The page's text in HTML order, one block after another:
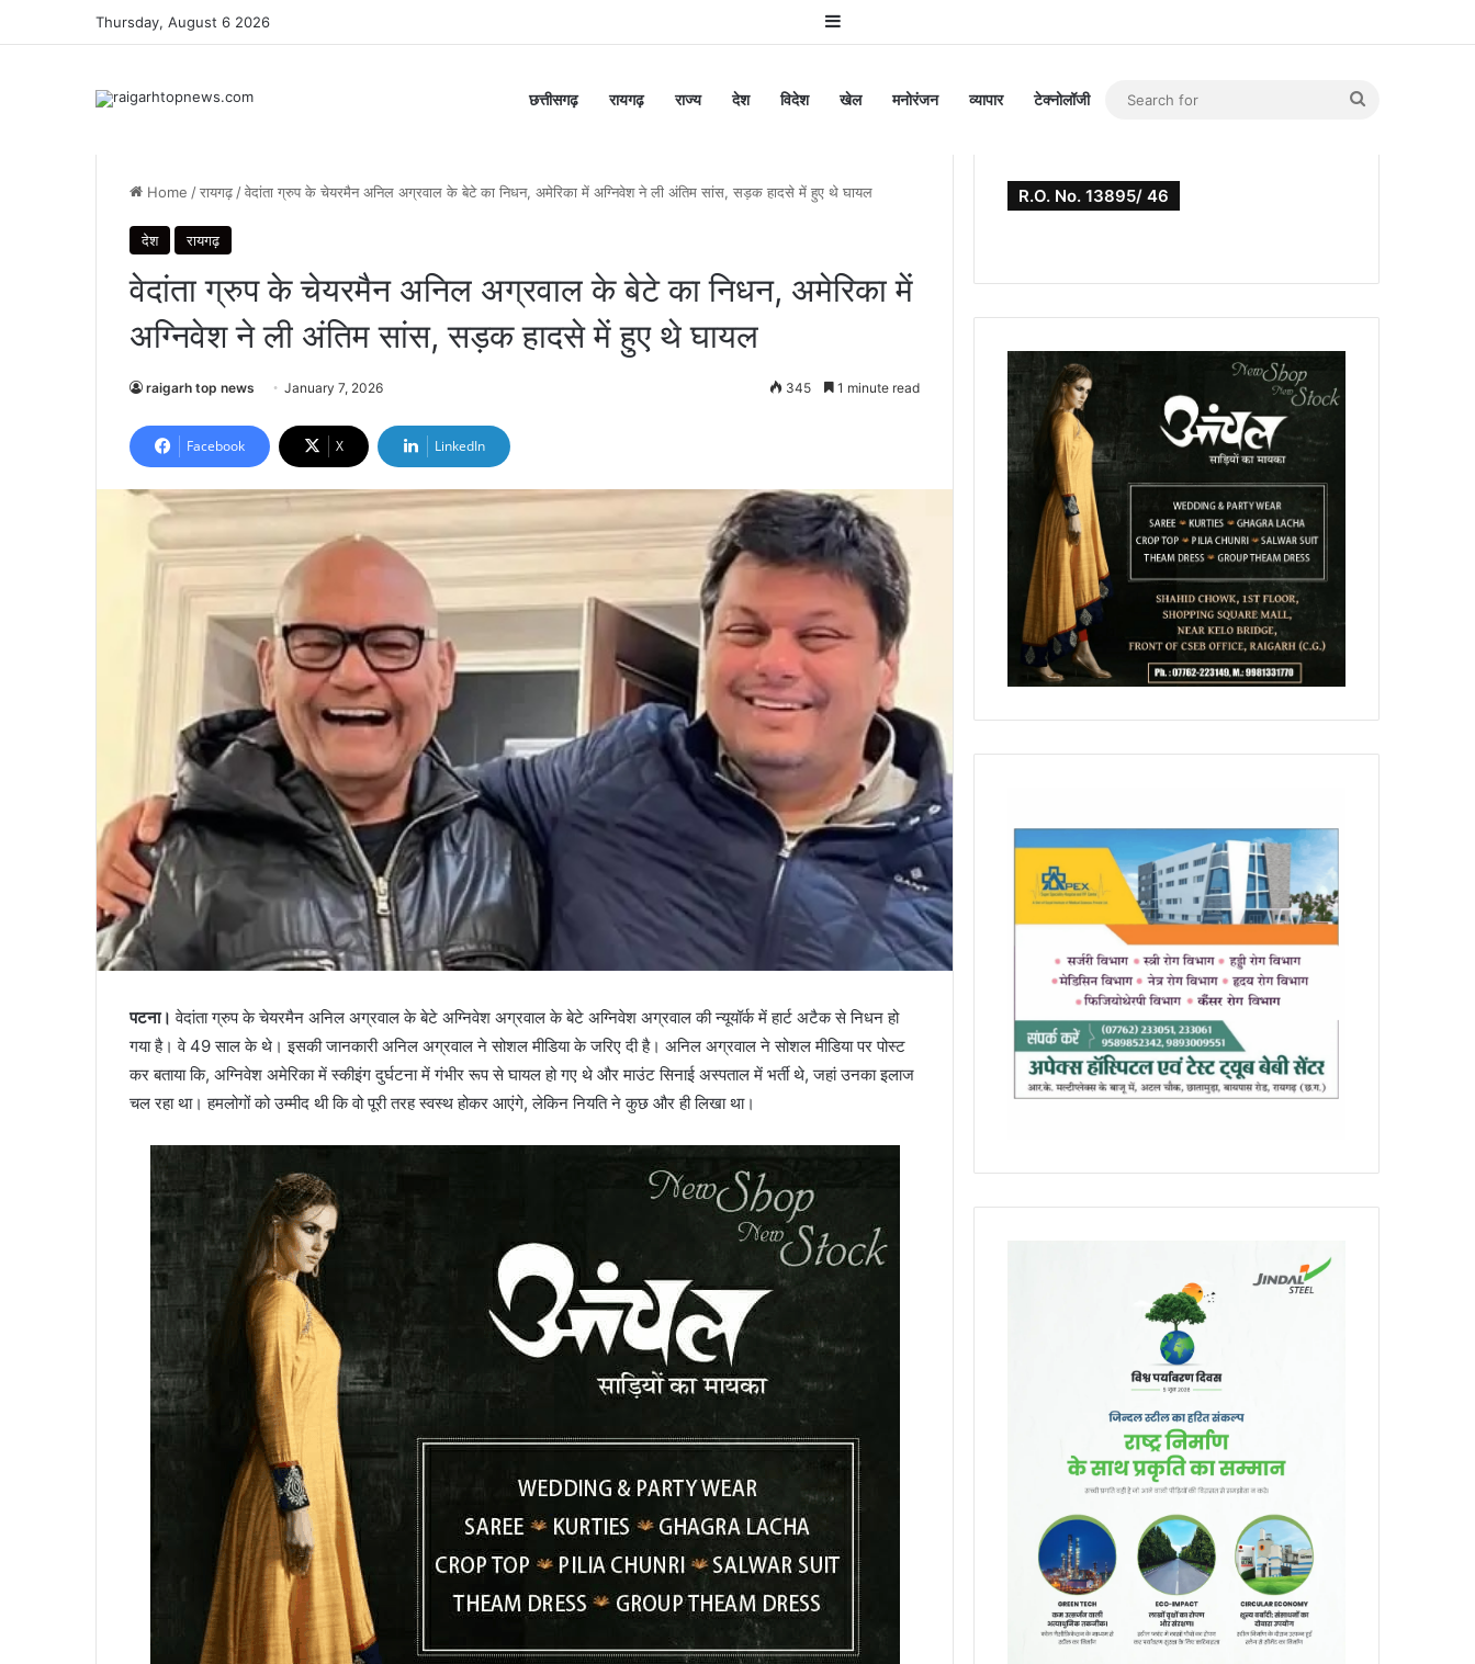
Thursday, August 6 2026 Sidebar
छत्तीसगढ़ रायगढ़ राज्य देश विदेश खेल मनोरंजन व्यापार टेक्नोलॉजी
Home /रायगढ़ /वेदांता ग्रुप के चेयरमैन अनिल अग्रवाल के बेटे का निधन, अमेरिका में अग्निवेश ने ली अंतिम सांस, सड़क हादसे में हुए थे घायल
देश रायगढ़
वेदांता ग्रुप के चेयरमैन अनिल अग्रवाल के बेटे का निधन, अमेरिका में
अग्निवेश ने ली अंतिम सांस, सड़क हादसे में हुए थे घायल
raigarh top news January 7, 2026 345 1 minute read
Facebook X LinkedIn
पटना। वेदांता ग्रुप के चेयरमैन अनिल अग्रवाल के बेटे अग्निवेश अग्रवाल के बेटे अग्निवेश अग्रवाल की न्यूयॉर्क में हार्ट अटैक से निधन हो
गया है। वे 49 साल के थे। इसकी जानकारी अनिल अग्रवाल ने सोशल मीडिया के जरिए दी है। अनिल अग्रवाल ने सोशल मीडिया पर पोस्ट
कर बताया कि, अग्निवेश अमेरिका में स्कीइंग दुर्घटना में गंभीर रूप से घायल हो गए थे और माउंट सिनाई अस्पताल में भर्ती थे, जहां उनका इलाज
चल रहा था। हमलोगों को उम्मीद थी कि वो पूरी तरह स्वस्थ होकर आएंगे, लेकिन नियति ने कुछ और ही लिखा था।
R.O. No. 13895/ 46